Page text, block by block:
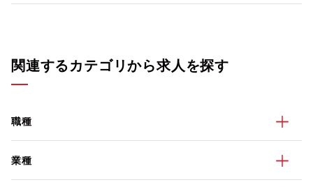
関連するカテゴリから求人を探す
職種
業種